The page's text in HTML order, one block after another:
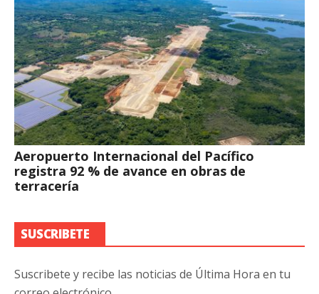
Aeropuerto Internacional del Pacífico
registra 92 % de avance en obras de
terracería
SUSCRIBETE
Suscribete y recibe las noticias de Última Hora en tu